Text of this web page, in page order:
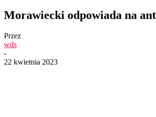
Morawiecki odpowiada na
Przez
wds
-
22 kwietnia 2023